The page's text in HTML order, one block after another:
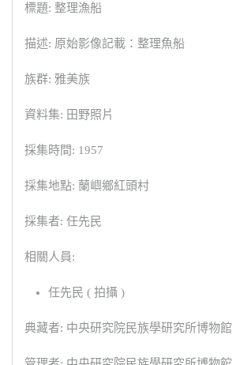
標題: 整理漁船
描述: 原始影像記載：整理魚船
族群: 雅美族
資料集: 田野照片
採集時間: 1957
採集地點: 蘭嶼鄉紅頭村
採集者: 任先民
相關人員:
任先民 ( 拍攝 )
典藏者: 中央研究院民族學研究所博物館